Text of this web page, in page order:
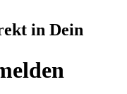
in Dein